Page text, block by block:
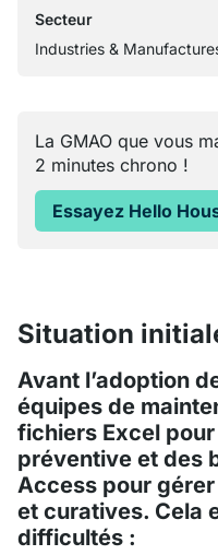
Secteur
Industries &
La GMAO que vous
2 minutes chrono !
Essayez Hello
Situation
Avant l’adoption
équipes de
fichiers Excel
préventive et des
Access pour
et curatives. Cela
difficultés :